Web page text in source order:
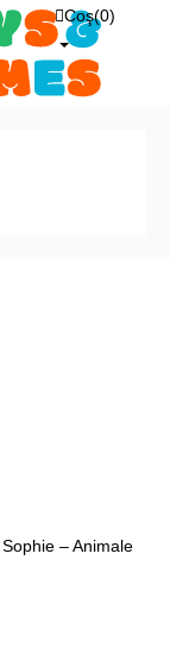
Coş(0)
– Animale